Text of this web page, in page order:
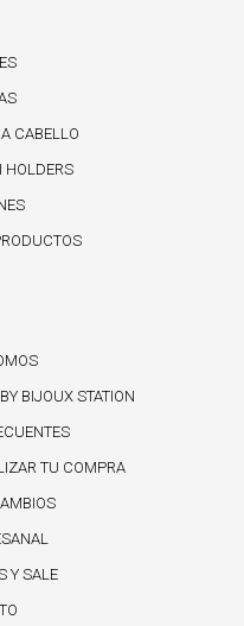
CABELLO
HOLDERS
BIJOUX STATION
TU COMPRA
Y SALE